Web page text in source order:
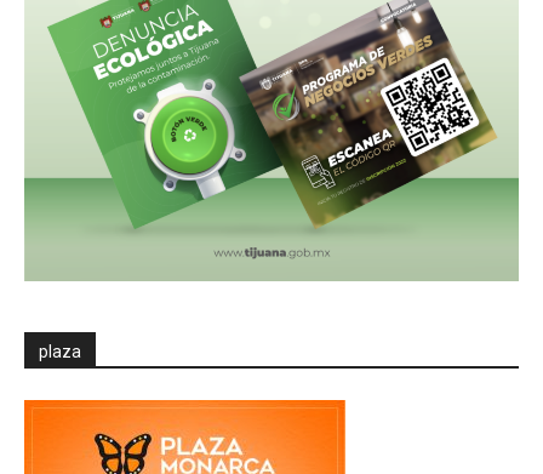
plaza